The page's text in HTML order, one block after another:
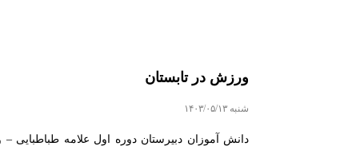
ورزش در تابستان
شنبه ۱۴۰۳/۰۵/۱۳
دانش آموزان دبیرستان دوره اول علامه طباطبایی –